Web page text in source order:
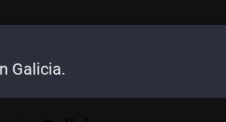
Galicia.